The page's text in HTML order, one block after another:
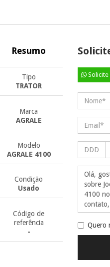
Resumo
Tipo
TRATOR
Marca
AGRALE
Modelo
AGRALE 4100
Condição
Usado
Código de
referência
-
Solicite
Quero